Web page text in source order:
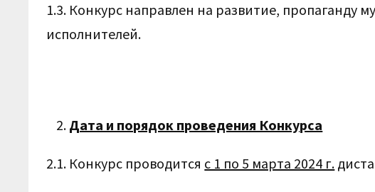
1.3. Конкурс направлен на развитие, пропаганду
исполнителей.
Дата и порядок проведения Конкурса
2.1. Конкурс проводится с 1 по 5 марта 2024 г.